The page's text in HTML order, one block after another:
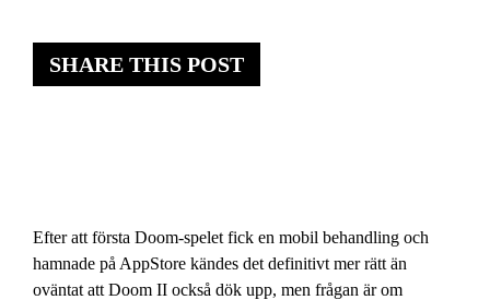
SHARE THIS POST
Efter att första Doom-spelet fick en mobil behandling och
hamnade på AppStore kändes det definitivt mer rätt än
oväntat att Doom II också dök upp, men frågan är om